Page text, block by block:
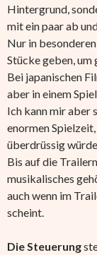
Hintergrund,
mit ein paar ab
Nur in
Stücke geben, um
Bei japanischen
aber in einem
Ich kann mir aber
enormen
überdrüssig
Bis auf die
musikalisches
auch wenn im
scheint.
Die Steuerung